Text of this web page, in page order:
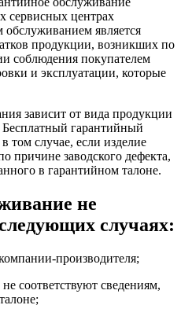
сервисных центрах
является
продукции, возникших по
соблюдения покупателем
и эксплуатации, которые
зависит от вида продукции
Бесплатный гарантийный
том случае, если изделие
причине заводского дефекта,
в гарантийном талоне.
не
случаях:
производителя;
соответствуют сведениям,